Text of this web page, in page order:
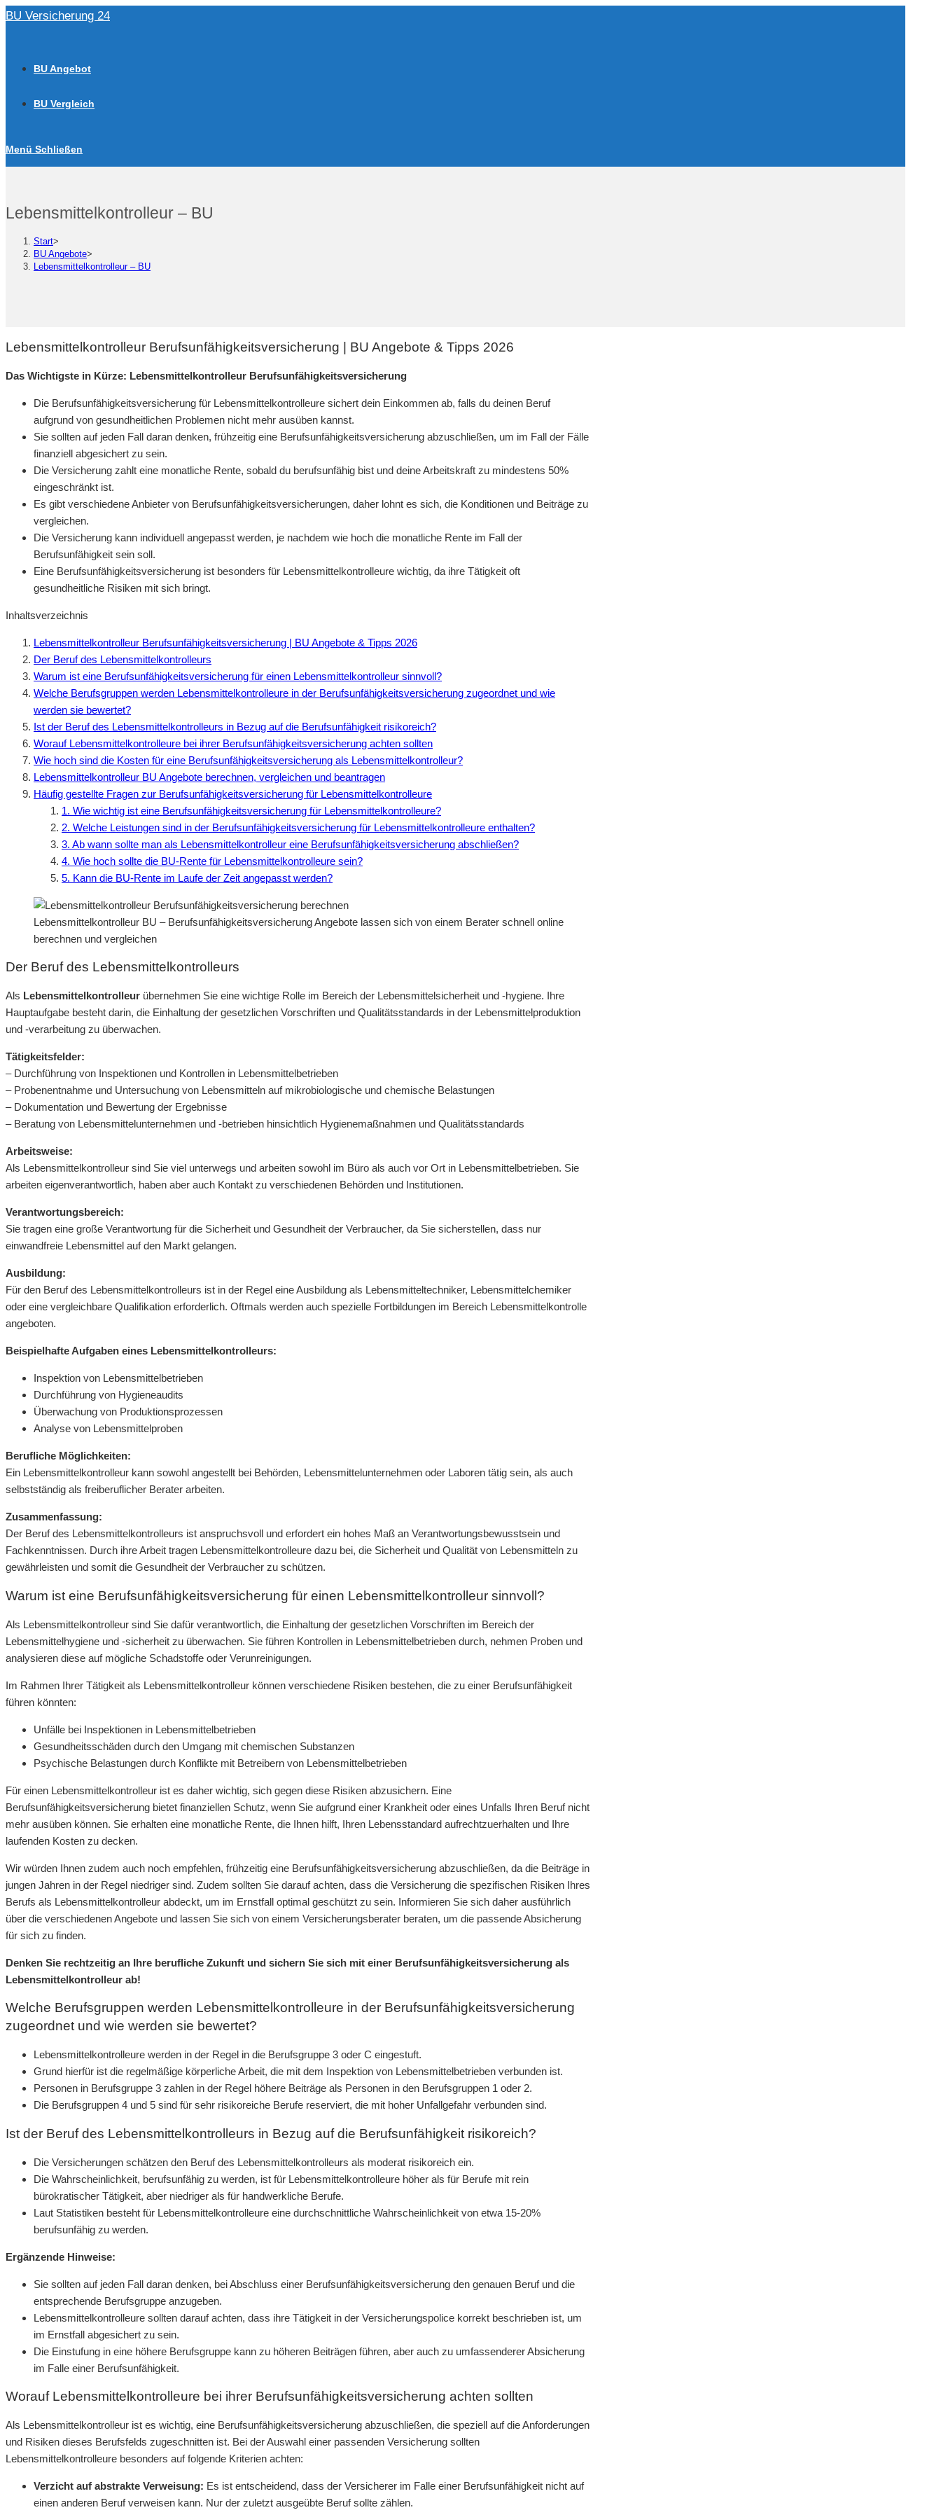
Zum
BU Versicherung 24
BU Angebot
BU Vergleich
Menü Schließen
Lebensmittelkontrolleur – BU
Start>
BU Angebote>
Lebensmittelkontrolleur – BU
Lebensmittelkontrolleur Berufsunfähigkeitsversicherung | BU Angebote & Tipps 2026
Das Wichtigste in Kürze: Lebensmittelkontrolleur Berufsunfähigkeitsversicherung
Die Berufsunfähigkeitsversicherung für Lebensmittelkontrolleure sichert dein Einkommen ab, falls du deinen Beruf
aufgrund von gesundheitlichen Problemen nicht mehr ausüben kannst.
Sie sollten auf jeden Fall daran denken, frühzeitig eine Berufsunfähigkeitsversicherung abzuschließen, um im Fall der Fälle
finanziell abgesichert zu sein.
Die Versicherung zahlt eine monatliche Rente, sobald du berufsunfähig bist und deine Arbeitskraft zu mindestens 50%
eingeschränkt ist.
Es gibt verschiedene Anbieter von Berufsunfähigkeitsversicherungen, daher lohnt es sich, die Konditionen und Beiträge zu
vergleichen.
Die Versicherung kann individuell angepasst werden, je nachdem wie hoch die monatliche Rente im Fall der
Berufsunfähigkeit sein soll.
Eine Berufsunfähigkeitsversicherung ist besonders für Lebensmittelkontrolleure wichtig, da ihre Tätigkeit oft
gesundheitliche Risiken mit sich bringt.
Inhaltsverzeichnis
Lebensmittelkontrolleur Berufsunfähigkeitsversicherung | BU Angebote & Tipps 2026
Der Beruf des Lebensmittelkontrolleurs
Warum ist eine Berufsunfähigkeitsversicherung für einen Lebensmittelkontrolleur sinnvoll?
Welche Berufsgruppen werden Lebensmittelkontrolleure in der Berufsunfähigkeitsversicherung zugeordnet und wie
werden sie bewertet?
Ist der Beruf des Lebensmittelkontrolleurs in Bezug auf die Berufsunfähigkeit risikoreich?
Worauf Lebensmittelkontrolleure bei ihrer Berufsunfähigkeitsversicherung achten sollten
Wie hoch sind die Kosten für eine Berufsunfähigkeitsversicherung als Lebensmittelkontrolleur?
Lebensmittelkontrolleur BU Angebote berechnen, vergleichen und beantragen
Häufig gestellte Fragen zur Berufsunfähigkeitsversicherung für Lebensmittelkontrolleure
1. Wie wichtig ist eine Berufsunfähigkeitsversicherung für Lebensmittelkontrolleure?
2. Welche Leistungen sind in der Berufsunfähigkeitsversicherung für Lebensmittelkontrolleure enthalten?
3. Ab wann sollte man als Lebensmittelkontrolleur eine Berufsunfähigkeitsversicherung abschließen?
4. Wie hoch sollte die BU-Rente für Lebensmittelkontrolleure sein?
5. Kann die BU-Rente im Laufe der Zeit angepasst werden?
Lebensmittelkontrolleur BU – Berufsunfähigkeitsversicherung Angebote lassen sich von einem Berater schnell online
berechnen und vergleichen
Der Beruf des Lebensmittelkontrolleurs
Als Lebensmittelkontrolleur übernehmen Sie eine wichtige Rolle im Bereich der Lebensmittelsicherheit und -hygiene. Ihre
Hauptaufgabe besteht darin, die Einhaltung der gesetzlichen Vorschriften und Qualitätsstandards in der Lebensmittelproduktion
und -verarbeitung zu überwachen.
Tätigkeitsfelder:
– Durchführung von Inspektionen und Kontrollen in Lebensmittelbetrieben
– Probenentnahme und Untersuchung von Lebensmitteln auf mikrobiologische und chemische Belastungen
– Dokumentation und Bewertung der Ergebnisse
– Beratung von Lebensmittelunternehmen und -betrieben hinsichtlich Hygienemaßnahmen und Qualitätsstandards
Arbeitsweise:
Als Lebensmittelkontrolleur sind Sie viel unterwegs und arbeiten sowohl im Büro als auch vor Ort in Lebensmittelbetrieben. Sie
arbeiten eigenverantwortlich, haben aber auch Kontakt zu verschiedenen Behörden und Institutionen.
Verantwortungsbereich:
Sie tragen eine große Verantwortung für die Sicherheit und Gesundheit der Verbraucher, da Sie sicherstellen, dass nur
einwandfreie Lebensmittel auf den Markt gelangen.
Ausbildung:
Für den Beruf des Lebensmittelkontrolleurs ist in der Regel eine Ausbildung als Lebensmitteltechniker, Lebensmittelchemiker
oder eine vergleichbare Qualifikation erforderlich. Oftmals werden auch spezielle Fortbildungen im Bereich Lebensmittelkontrolle
angeboten.
Beispielhafte Aufgaben eines Lebensmittelkontrolleurs:
Inspektion von Lebensmittelbetrieben
Durchführung von Hygieneaudits
Überwachung von Produktionsprozessen
Analyse von Lebensmittelproben
Berufliche Möglichkeiten:
Ein Lebensmittelkontrolleur kann sowohl angestellt bei Behörden, Lebensmittelunternehmen oder Laboren tätig sein, als auch
selbstständig als freiberuflicher Berater arbeiten.
Zusammenfassung:
Der Beruf des Lebensmittelkontrolleurs ist anspruchsvoll und erfordert ein hohes Maß an Verantwortungsbewusstsein und
Fachkenntnissen. Durch ihre Arbeit tragen Lebensmittelkontrolleure dazu bei, die Sicherheit und Qualität von Lebensmitteln zu
gewährleisten und somit die Gesundheit der Verbraucher zu schützen.
Warum ist eine Berufsunfähigkeitsversicherung für einen Lebensmittelkontrolleur sinnvoll?
Als Lebensmittelkontrolleur sind Sie dafür verantwortlich, die Einhaltung der gesetzlichen Vorschriften im Bereich der
Lebensmittelhygiene und -sicherheit zu überwachen. Sie führen Kontrollen in Lebensmittelbetrieben durch, nehmen Proben und
analysieren diese auf mögliche Schadstoffe oder Verunreinigungen.
Im Rahmen Ihrer Tätigkeit als Lebensmittelkontrolleur können verschiedene Risiken bestehen, die zu einer Berufsunfähigkeit
führen könnten:
Unfälle bei Inspektionen in Lebensmittelbetrieben
Gesundheitsschäden durch den Umgang mit chemischen Substanzen
Psychische Belastungen durch Konflikte mit Betreibern von Lebensmittelbetrieben
Für einen Lebensmittelkontrolleur ist es daher wichtig, sich gegen diese Risiken abzusichern. Eine
Berufsunfähigkeitsversicherung bietet finanziellen Schutz, wenn Sie aufgrund einer Krankheit oder eines Unfalls Ihren Beruf nicht
mehr ausüben können. Sie erhalten eine monatliche Rente, die Ihnen hilft, Ihren Lebensstandard aufrechtzuerhalten und Ihre
laufenden Kosten zu decken.
Wir würden Ihnen zudem auch noch empfehlen, frühzeitig eine Berufsunfähigkeitsversicherung abzuschließen, da die Beiträge in
jungen Jahren in der Regel niedriger sind. Zudem sollten Sie darauf achten, dass die Versicherung die spezifischen Risiken Ihres
Berufs als Lebensmittelkontrolleur abdeckt, um im Ernstfall optimal geschützt zu sein. Informieren Sie sich daher ausführlich
über die verschiedenen Angebote und lassen Sie sich von einem Versicherungsberater beraten, um die passende Absicherung
für sich zu finden.
Denken Sie rechtzeitig an Ihre berufliche Zukunft und sichern Sie sich mit einer Berufsunfähigkeitsversicherung als
Lebensmittelkontrolleur ab!
Welche Berufsgruppen werden Lebensmittelkontrolleure in der Berufsunfähigkeitsversicherung
zugeordnet und wie werden sie bewertet?
Lebensmittelkontrolleure werden in der Regel in die Berufsgruppe 3 oder C eingestuft.
Grund hierfür ist die regelmäßige körperliche Arbeit, die mit dem Inspektion von Lebensmittelbetrieben verbunden ist.
Personen in Berufsgruppe 3 zahlen in der Regel höhere Beiträge als Personen in den Berufsgruppen 1 oder 2.
Die Berufsgruppen 4 und 5 sind für sehr risikoreiche Berufe reserviert, die mit hoher Unfallgefahr verbunden sind.
Ist der Beruf des Lebensmittelkontrolleurs in Bezug auf die Berufsunfähigkeit risikoreich?
Die Versicherungen schätzen den Beruf des Lebensmittelkontrolleurs als moderat risikoreich ein.
Die Wahrscheinlichkeit, berufsunfähig zu werden, ist für Lebensmittelkontrolleure höher als für Berufe mit rein
bürokratischer Tätigkeit, aber niedriger als für handwerkliche Berufe.
Laut Statistiken besteht für Lebensmittelkontrolleure eine durchschnittliche Wahrscheinlichkeit von etwa 15-20%
berufsunfähig zu werden.
Ergänzende Hinweise:
Sie sollten auf jeden Fall daran denken, bei Abschluss einer Berufsunfähigkeitsversicherung den genauen Beruf und die
entsprechende Berufsgruppe anzugeben.
Lebensmittelkontrolleure sollten darauf achten, dass ihre Tätigkeit in der Versicherungspolice korrekt beschrieben ist, um
im Ernstfall abgesichert zu sein.
Die Einstufung in eine höhere Berufsgruppe kann zu höheren Beiträgen führen, aber auch zu umfassenderer Absicherung
im Falle einer Berufsunfähigkeit.
Worauf Lebensmittelkontrolleure bei ihrer Berufsunfähigkeitsversicherung achten sollten
Als Lebensmittelkontrolleur ist es wichtig, eine Berufsunfähigkeitsversicherung abzuschließen, die speziell auf die Anforderungen
und Risiken dieses Berufsfelds zugeschnitten ist. Bei der Auswahl einer passenden Versicherung sollten
Lebensmittelkontrolleure besonders auf folgende Kriterien achten:
Verzicht auf abstrakte Verweisung: Es ist entscheidend, dass der Versicherer im Falle einer Berufsunfähigkeit nicht auf
einen anderen Beruf verweisen kann. Nur der zuletzt ausgeübte Beruf sollte zählen.